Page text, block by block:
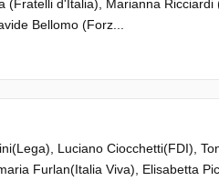
(Fratelli d'Italia), Marianna
Bellomo (Forz...
Luciano Ciocchetti(FDI),
Furlan(Italia Viva), Elisabetta